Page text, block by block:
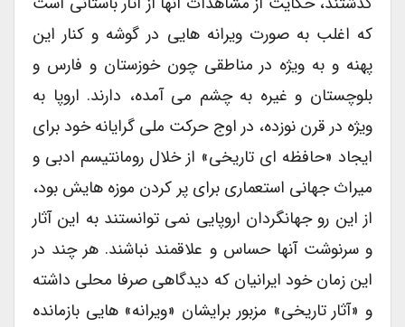
که اغلب به صورت ویرانه هایی در گوشه و کنار این
پهنه و به ویژه در مناطقی چون خوزستان و فارس و
بلوچستان و غیره به چشم می آمده، دارند. اروپا به
ویژه در قرن نوزده، در اوج حرکت ملی گرایانه خود برای
ایجاد «حافظه ای تاریخی» از خلال رومانتیسم ادبی و
میراث جهانی استعماری برای پر کردن موزه هایش بود،
از این رو جهانگردان اروپایی نمی توانستند به این آثار
و سرنوشت آنها حساس و علاقمند نباشند. هر چند در
این زمان خود ایرانیان که دیدگاهی صرفا محلی داشته
و «آثار تاریخی» مزبور برایشان «ویرانه» هایی بازمانده